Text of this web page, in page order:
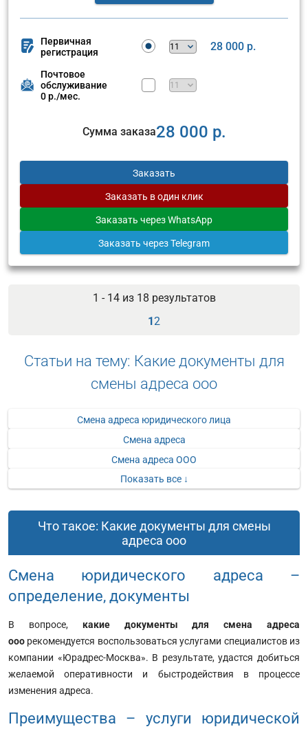
Первичная
регистрация
28 000 р.
Почтовое
обслуживание
0 р./мес.
Сумма заказа28 000 р.
Заказать
Заказать в один клик
Заказать через WhatsApp
Заказать через Telegram
1 - 14 из 18 результатов
12
Статьи на тему: Какие документы для
смены адреса ооо
Смена адреса юридического лица
Смена адреса
Смена адреса ООО
Показать все ↓
Что такое: Какие документы для смены
адреса ооо
Смена юридического адреса –
определение, документы
В вопросе, какие документы для смена адреса
ооо рекомендуется воспользоваться услугами специалистов из
компании «Юрадрес-Москва». В результате, удастся добиться
желаемой оперативности и быстродействия в процессе
изменения адреса.
Преимущества – услуги юридической